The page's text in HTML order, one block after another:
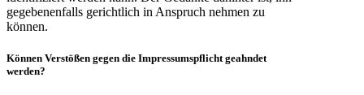
gegebenenfalls gerichtlich in Anspruch nehmen zu
können.
Können Verstößen gegen die Impressumspflicht geahndet
werden?